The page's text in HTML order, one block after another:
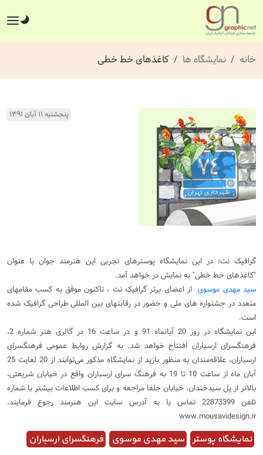
خانه نمایشگاه ها کاغذهای خط خطی
پنجشنبه ۱۱ آبان ۱۳۹۱
گرافیک نت؛ در این نمایشگاه پوسترهای تجربی این هنرمند جوان با عنوان
"کاغذهای خط خطی" به نمایش در خواهد آمد.
سید مهدی موسویاز اعضای برتر گرافیک نت ، تاکنون موفق به کسب مقامهای
متعدد در جشنواره های ملی و حضور در رقابتهای بین المللی طراحی گرافیک شده
است.
این نمایشگاه در روز 20 آبانماه 91 و در ساعت 16 در گالری هنر شماره 2،
فرهنگسرای ارسباران افتتاح خواهد شد. به گزارش روابط عمومی فرهنگسرای
ارسباران، علاقه‌مندان به منظور بازید از نمایشگاه مذکور می‌توانند از 20 لغایت 25
آبان ماه از ساعت 10 تا 19 به فرهنگ سرای ارسباران واقع در خیابان شریعتی،
بالاتر از پل سیدخندان، خیابان جلفا مراجعه و برای کسب اطلاعات بیشتر با شماره
تلفن 22873399 تماس یا به آدرس سایت این هنرمند رجوع فرمایند.
www.mousavidesign.ir
نمایشگاه پوستر سید مهدی موسوی فرهنگسرای ارسباران